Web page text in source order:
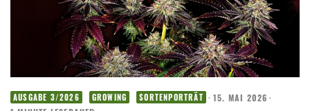
AUSGABE 3/2026 GROWING SORTENPORTRÄT · 15. MAI 2026 ·